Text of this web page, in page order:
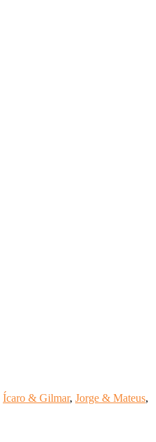
Ícaro & Gilmar, Jorge & Mateus,